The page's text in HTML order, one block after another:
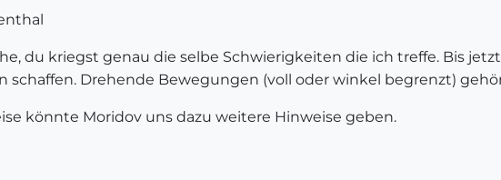
du kriegst genau die selbe Schwierigkeiten die ich treffe. Bis
schaffen. Drehende Bewegungen (voll oder winkel begrenzt)
könnte Moridov uns dazu weitere Hinweise geben.